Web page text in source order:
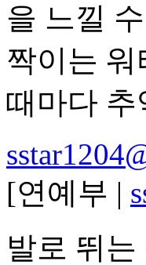
을 느낄
짝이는
때마다
[연예부 |
발로 뛰